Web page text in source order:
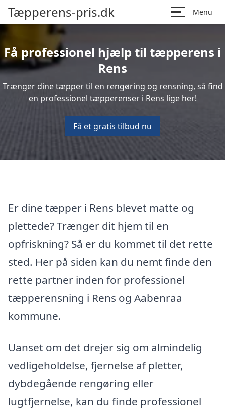
Tæpperens-pris.dk Menu
Få professionel hjælp til tæpperens i
Rens
Trænger dine tæpper til en rengøring og rensning, så find
en professionel tæpperenser i Rens lige her!
Få et gratis tilbud nu
Er dine tæpper i Rens blevet matte og
plettede? Trænger dit hjem til en
opfriskning? Så er du kommet til det rette
sted. Her på siden kan du nemt finde den
rette partner inden for professionel
tæpperensning i Rens og Aabenraa
kommune.
Uanset om det drejer sig om almindelig
vedligeholdelse, fjernelse af pletter,
dybdegående rengøring eller
lugtfjernelse, kan du finde professionel